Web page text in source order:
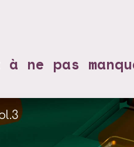
à ne pas